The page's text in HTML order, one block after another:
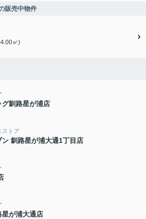
販売中物件
㎡)
グ釧路星が浦店
ストア
釧路星が浦大通1丁目店
が浦大通店